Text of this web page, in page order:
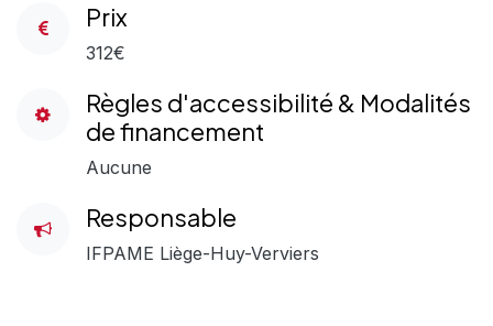
Prix
312€
Règles d'accessibilité & Modalités
de financement
Aucune
Responsable
IFPAME Liège-Huy-Verviers